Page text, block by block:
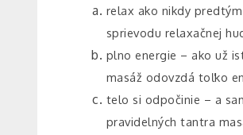
relax ako nikdy
sprievodu relaxačnej
plno energie – ako už
masáž odovzdá toľko
telo si odpočinie – a
pravidelných tantra